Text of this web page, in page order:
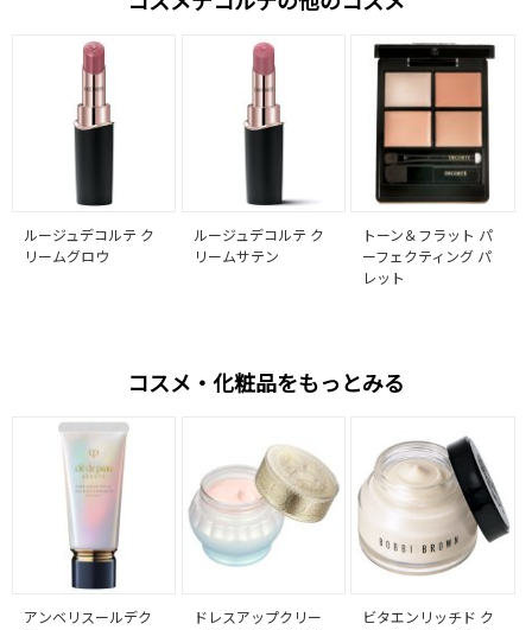
ルージュデコルテ ク
リームグロウ
ルージュデコルテ ク
リームサテン
トーン＆フラット パ
ーフェクティング パ
レット
コスメ・化粧品をもっとみる
アンベリスールデク
ドレスアップクリー
ビタエンリッチド ク